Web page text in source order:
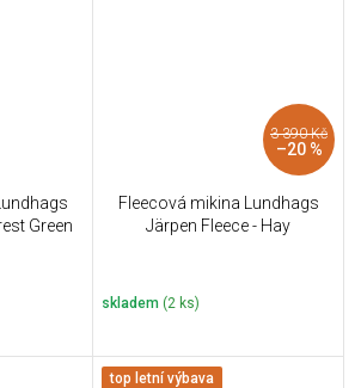
Green
3 390 Kč
–20 %
Fleecová mikina Lundhags
Järpen Fleece - Hay
skladem (2 ks)
top letní výbava